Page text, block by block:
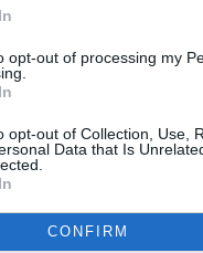
opt-out of processing my
opt-out of Collection, Use,
Data that Is
CONFIRM
πορεία των
, ενώ και
προμηθευόμαστε
LNG
διακυμάνσεις